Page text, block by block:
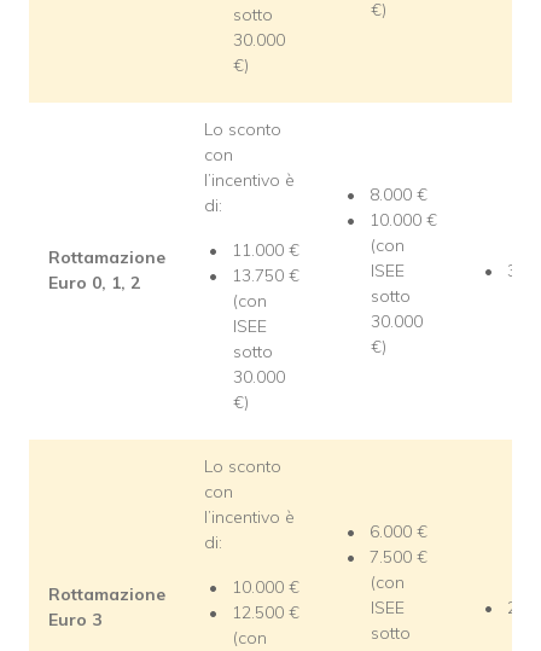
sotto
30.000
€)
€)
Rottamazione
Euro 0, 1, 2
Lo sconto
con
l’incentivo è
di:
11.000 €
13.750 €
(con
ISEE
sotto
30.000
€)
8.000 €
10.000 €
(con
ISEE
sotto
30.000
€)
Rottamazione
Euro 3
Lo sconto
con
l’incentivo è
di:
10.000 €
12.500 €
(con
6.000 €
7.500 €
(con
ISEE
sotto